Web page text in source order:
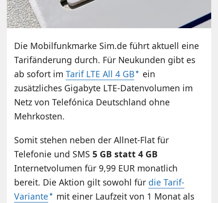
Die Mobilfunkmarke Sim.de führt aktuell eine
Tarifänderung durch. Für Neukunden gibt es
ab sofort imTarif LTE All 4 GB
ein
zusätzliches Gigabyte LTE-Datenvolumen im
Netz von Telefónica Deutschland ohne
Mehrkosten.
Somit stehen neben der Allnet-Flat für
Telefonie und SMS5 GB statt 4 GB
Internetvolumen für 9,99 EUR monatlich
bereit. Die Aktion gilt sowohl für die Tarif-
Variante
mit einer Laufzeit von 1 Monat als